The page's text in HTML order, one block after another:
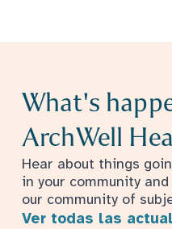
What's
ArchWell
Hear about things
in your community
our community of
Ver todas las